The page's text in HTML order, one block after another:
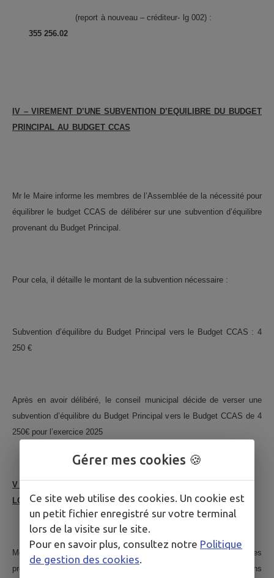
(report à nouveau – créditeur- lg 002) :
355 256.02
IV –VIREMENT D’UNE SUBVENTION D’EQUILIBRE DU BUDGET
PRINCIPAL AU BUDGET CCAS
Mr le Maire informe les membres de l’Assemblée de la nécessité pour
équilibrer le budget CCAS de délibérer sur une subvention d’équilibre
provenant du Budget Principal.
Pour cela, il détaille le montant de la subvention nécessaire :
Subvention d’équilibre du Budget Principal vers le Budget CCAS : 4
250 €
Après en avoir délibéré, le conseil municipal décide de verser une
subvention d’équilibre du Budget Principal vers le Budget CCAS de 4
250€ pour l’exercice 2025
V - VOTE DES TAUX DES IMPÔTS DIRECTS
LOCAUX
Monsieur le Maire présente l’état 1259 comportant les bases
prévisionnelles, les produits prévisionnels de référence, les allocations
Gérer mes cookies 🍪
Ce site web utilise des cookies. Un cookie est
un petit fichier enregistré sur votre terminal
lors de la visite sur le site.
Pour en savoir plus, consultez notre Politique
de gestion des cookies